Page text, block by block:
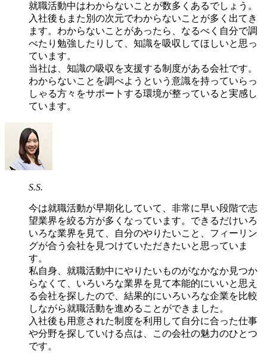
就職活動中はわからないことが数多くあるでしょう。
入社後もまた別の次元でわからないことが多く出てき
ます。わからないことがあったら、なるべく自分で調
べたり勉強したりして、知識を吸収してほしいと思っ
ています。
当社は、知識の吸収を支援する制度がある会社です。
わからないことを調べようという意識を持っていらっ
しゃる方々をサポートする環境が整っていると実感し
ています。
S.S.
今は就職活動が早期化していて、非常に早い段階で志
望業界を絞る方が多くなっています。できるだけいろ
いろな業界を見て、自分のやりたいこと、フィーリン
グが合う会社を見つけていただきたいと思っていま
す。
私自身、就職活動中にやりたいものがなかなか見つか
らなくて、いろいろな業界を見て本能的にいいと思え
る会社を探したので、結果的にいろいろな企業を比較
しながら就職活動を進めることができました。
入社後も用意された制度を利用して自分に合った仕事
や分野を探していける点は、この会社の魅力のひとつ
です。